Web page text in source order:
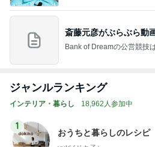
斎藤元彦がぶらぶら動
Bank of Dreamの公営競技
ジャンルランキング
インテリア・暮らし 18,962人参加中
1
おうちと暮らしのレシ